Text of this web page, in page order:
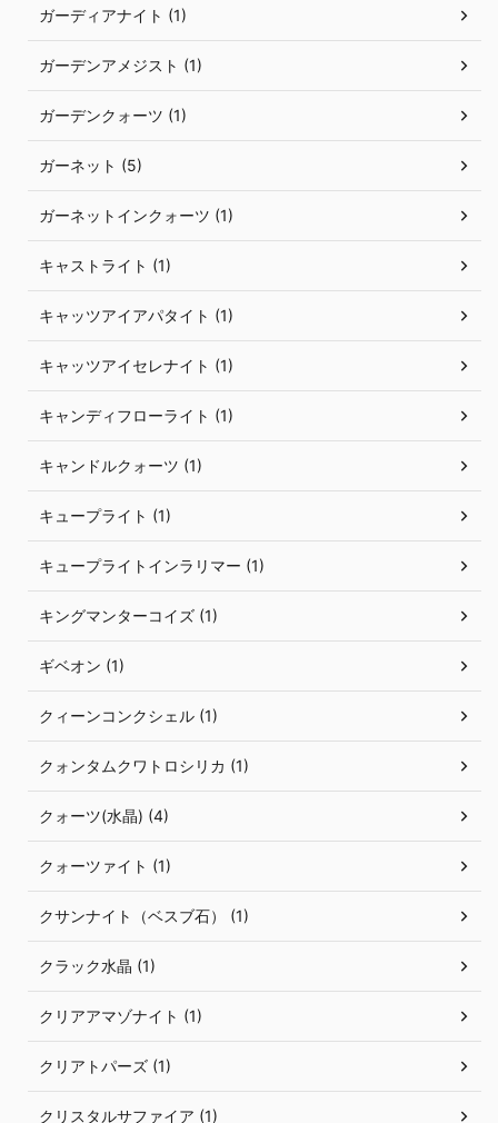
ガーディアナイト (1)
ガーデンアメジスト (1)
ガーデンクォーツ (1)
ガーネット (5)
ガーネットインクォーツ (1)
キャストライト (1)
キャッツアイアパタイト (1)
キャッツアイセレナイト (1)
キャンディフローライト (1)
キャンドルクォーツ (1)
キュープライト (1)
キュープライトインラリマー (1)
キングマンターコイズ (1)
ギベオン (1)
クィーンコンクシェル (1)
クォンタムクワトロシリカ (1)
クォーツ(水晶) (4)
クォーツァイト (1)
クサンナイト（ベスブ石） (1)
クラック水晶 (1)
クリアアマゾナイト (1)
クリアトパーズ (1)
クリスタルサファイア (1)